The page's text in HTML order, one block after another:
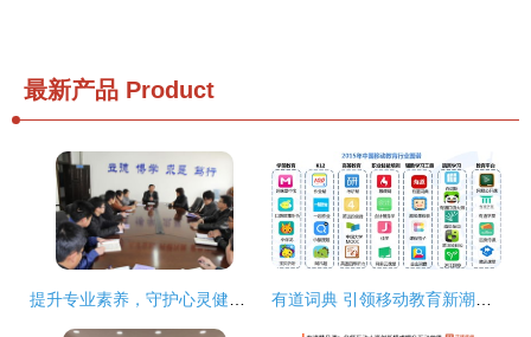
最新产品 Product